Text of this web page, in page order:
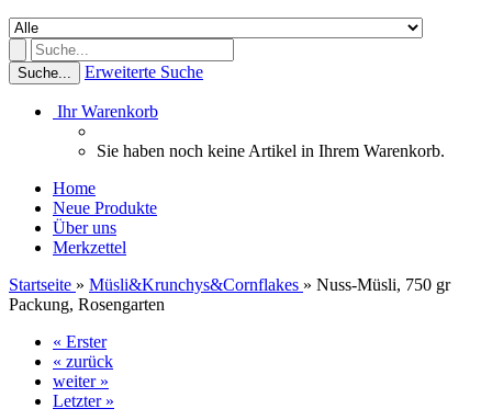
Suche... Erweiterte Suche
Ihr Warenkorb
Sie haben noch keine Artikel in Ihrem Warenkorb.
Home
Neue Produkte
Über uns
Merkzettel
Startseite » Müsli&Krunchys&Cornflakes » Nuss-Müsli, 750 gr
Packung, Rosengarten
« Erster
« zurück
weiter »
Letzter »